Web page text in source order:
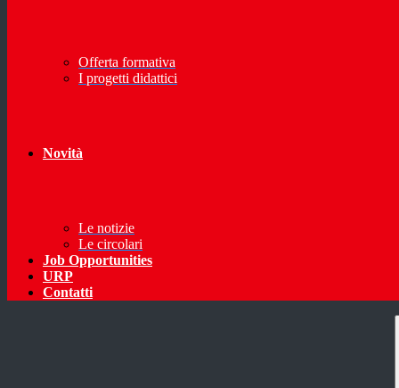
Offerta formativa
I progetti didattici
Novità
Le notizie
Le circolari
Job Opportunities
URP
Contatti